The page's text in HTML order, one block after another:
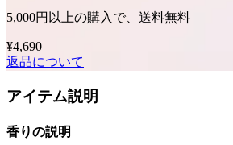
5,000円以上の購入で、送料無料
¥4,690
返品について
アイテム説明
香りの説明